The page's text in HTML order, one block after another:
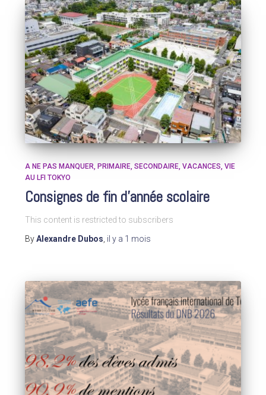
A NE PAS MANQUER PRIMAIRE SECONDAIRE VACANCES VIE
AU LFI TOKYO
Consignes de fin d’année scolaire
This content is restricted to subscribers
ByAlexandre Dubos il y a 1 mois